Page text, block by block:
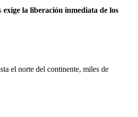
exige la liberación inmediata de los
el norte del continente, miles de